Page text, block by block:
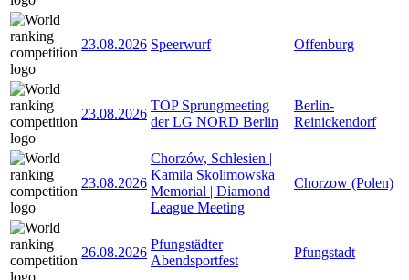
23.08.2026 Speerwurf Offenburg
23.08.2026
TOP Sprungmeeting
der LG NORD Berlin
Berlin-
Reinickendorf
23.08.2026
Chorzów, Schlesien |
Kamila Skolimowska
Memorial | Diamond
League Meeting
Chorzow (Polen)
26.08.2026
Pfungstädter
Abendsportfest
Pfungstadt